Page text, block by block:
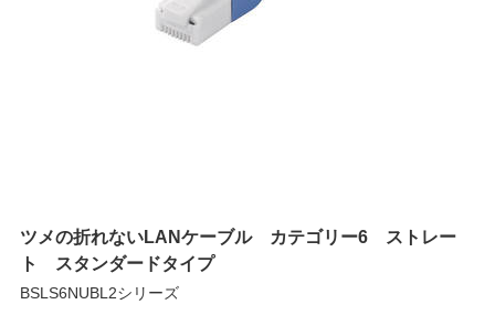
ツメの折れないLANケーブル カテゴリー6 ストレー
ト スタンダードタイプ
BSLS6NUBL2シリーズ